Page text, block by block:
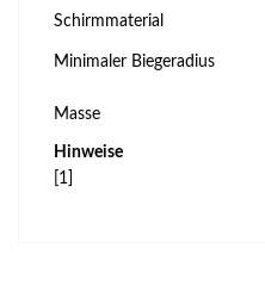
Schirmmaterial
Minimaler Biegeradius
Masse
Hinweise
[1]